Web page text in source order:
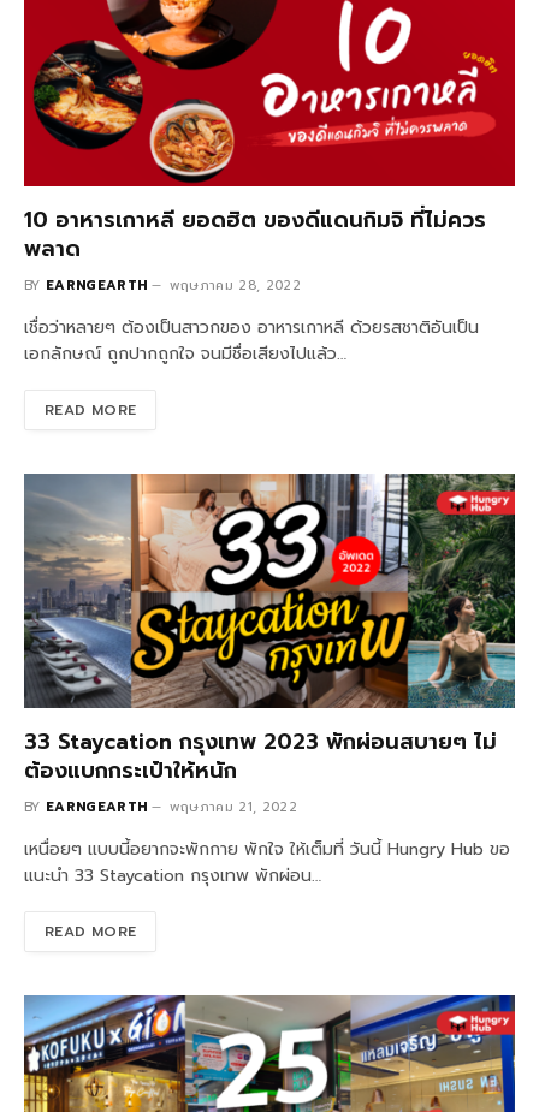
10 อาหารเกาหลี ยอดฮิต ของดีแดนกิมจิ ที่ไม่ควร
พลาด
BY EARNGEARTH พฤษภาคม 28, 2022
เชื่อว่าหลายๆ ต้องเป็นสาวกของ อาหารเกาหลี ด้วยรสชาติอันเป็น
เอกลักษณ์ ถูกปากถูกใจ จนมีชื่อเสียงไปแล้ว…
READ MORE
33 Staycation กรุงเทพ 2023 พักผ่อนสบายๆ ไม่
ต้องแบกกระเป๋าให้หนัก
BY EARNGEARTH พฤษภาคม 21, 2022
เหนื่อยๆ แบบนี้อยากจะพักกาย พักใจ ให้เต็มที่ วันนี้ Hungry Hub ขอ
แนะนำ 33 Staycation กรุงเทพ พักผ่อน…
READ MORE